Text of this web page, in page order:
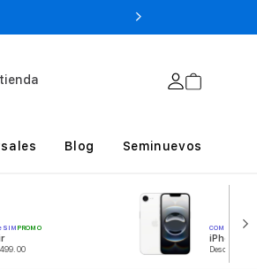
Blog Seminuevos
PROMO
iPhone
Desde